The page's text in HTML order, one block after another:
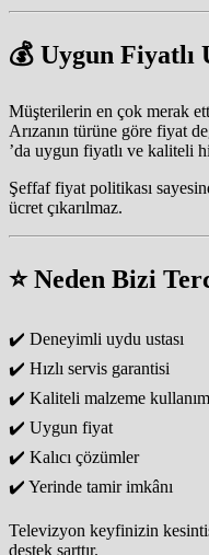
💰 Uygun Fiyatlı
Müşterilerin en çok merak
Arızanın türüne göre fiyat
’da uygun fiyatlı ve kaliteli
Şeffaf fiyat politikası
ücret çıkarılmaz.
⭐ Neden Bizi
✔️ Deneyimli uydu ustası
✔️ Hızlı servis garantisi
✔️ Kaliteli malzeme
✔️ Uygun fiyat
✔️ Kalıcı çözümler
✔️ Yerinde tamir imkânı
Televizyon keyfinizin
destek şarttır.